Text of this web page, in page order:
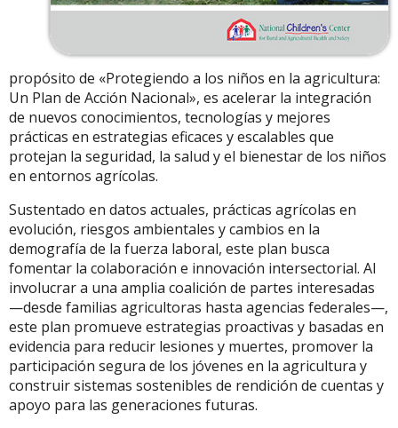
propósito de «Protegiendo a los niños en la agricultura:
Un Plan de Acción Nacional», es acelerar la integración
de nuevos conocimientos, tecnologías y mejores
prácticas en estrategias eficaces y escalables que
protejan la seguridad, la salud y el bienestar de los niños
en entornos agrícolas.
Sustentado en datos actuales, prácticas agrícolas en
evolución, riesgos ambientales y cambios en la
demografía de la fuerza laboral, este plan busca
fomentar la colaboración e innovación intersectorial. Al
involucrar a una amplia coalición de partes interesadas
—desde familias agricultoras hasta agencias federales—,
este plan promueve estrategias proactivas y basadas en
evidencia para reducir lesiones y muertes, promover la
participación segura de los jóvenes en la agricultura y
construir sistemas sostenibles de rendición de cuentas y
apoyo para las generaciones futuras.